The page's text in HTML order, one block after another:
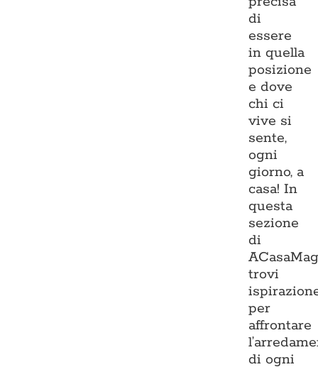
di
essere
in quella
posizione
e dove
chi ci
vive si
sente,
ogni
giorno, a
casa! In
questa
sezione
di
trovi
per
affrontare
di ogni